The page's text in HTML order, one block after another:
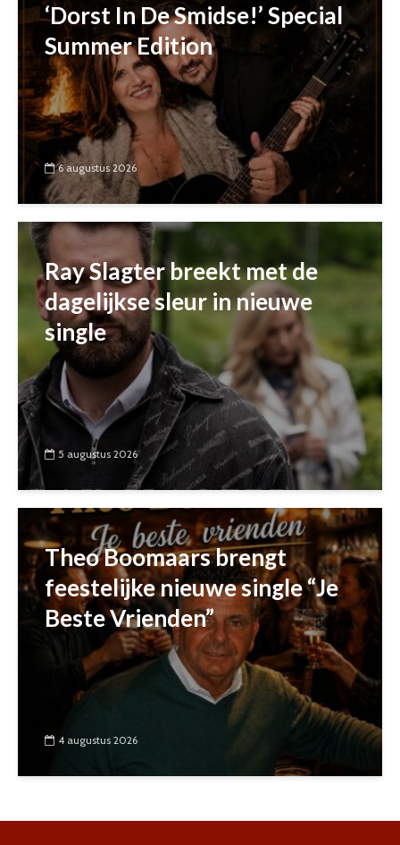
‘Dorst In De Smidse!’ Special
Summer Edition
6 augustus 2026
Ray Slagter breekt met de
dagelijkse sleur in nieuwe
single
5 augustus 2026
Theo Boomaars brengt
feestelijke nieuwe single “Je
Beste Vrienden”
4 augustus 2026